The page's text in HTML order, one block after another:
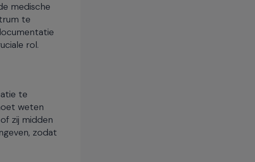
medische
te
rol.
te
weten
zij midden
zodat